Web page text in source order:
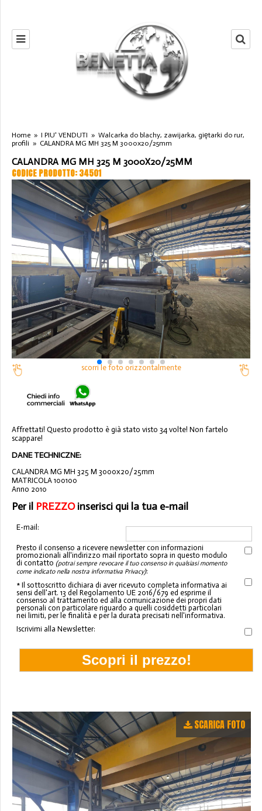
Home » I PIU' VENDUTI » Walcarka do blachy, zawijarka, giętarki do rur,
profili » CALANDRA MG MH 325 M 3000x20/25mm
CALANDRA MG MH 325 M 3000X20/25MM
CODICE PRODOTTO: 34501
scorri le foto orizzontalmente
Affrettati! Questo prodotto è già stato visto 34 volte! Non fartelo
scappare!
DANE TECHNICZNE:
CALANDRA MG MH 325 M 3000x20/25mm
MATRICOLA 100100
Anno 2010
Per il PREZZOinserisci qui la tua e-mail
E-mail:
Presto il consenso a ricevere newsletter con informazioni
promozionali all'indirizzo mail riportato sopra in questo modulo
di contatto (potrai sempre revocare il tuo consenso in qualsiasi momento
come indicato nella nostra informativa Privacy):
* Il sottoscritto dichiara di aver ricevuto completa informativa ai
sensi dell'art. 13 del Regolamento UE 2016/679 ed esprime il
consenso al trattamento ed alla comunicazione dei propri dati
personali con particolare riguardo a quelli cosiddetti particolari
nei limiti, per le finalità e per la durata precisati nell'informativa.
Iscrivimi alla Newsletter:
SCARICA FOTO